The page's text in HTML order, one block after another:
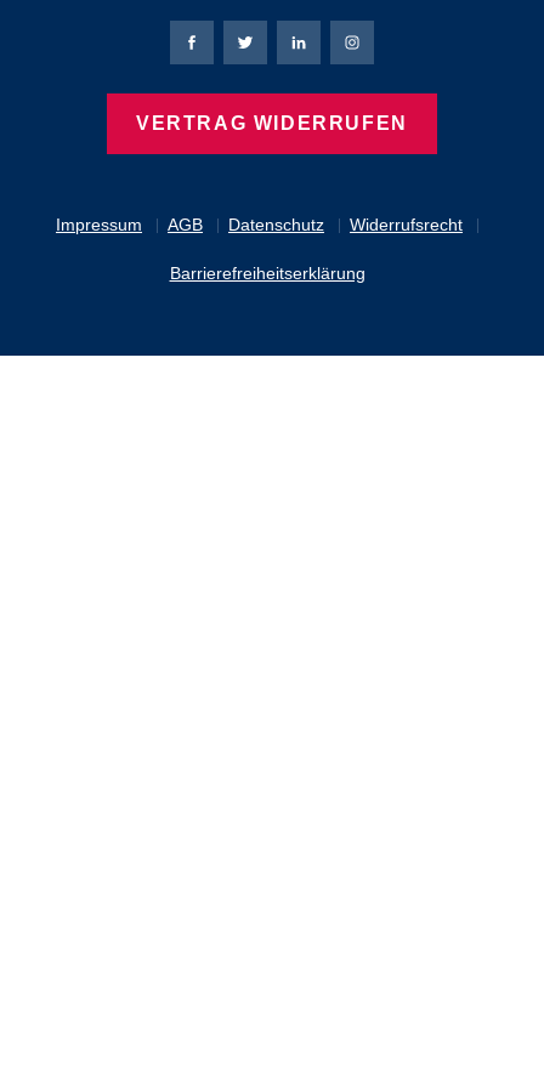
Impressum AGB Datenschutz Widerrufsrecht
Barrierefreiheitserklärung
Bierbaum-Proenen Facebook-Seite
Bierbaum-Proenen Twitter Seite
Bierbaum-Proenen LinkedIn
Bierbaum-Proenen
VERTRAG WIDERRUFEN